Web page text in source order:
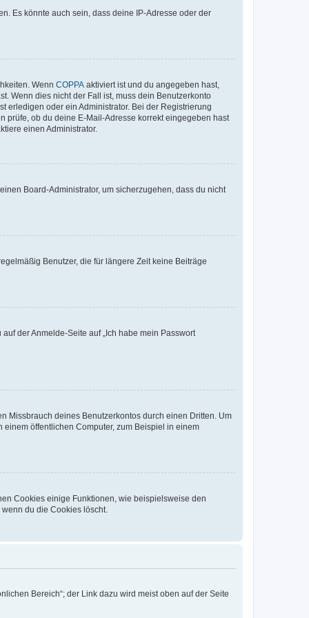
Es könnte auch sein, dass deine IP-Adresse oder der
Wenn COPPA aktiviert ist und du angegeben hast,
Wenn dies nicht der Fall ist, muss dein Benutzerkonto
erledigen oder ein Administrator. Bei der Registrierung
prüfe, ob du deine E-Mail-Adresse korrekt eingegeben hast
einen Administrator.
Board-Administrator, um sicherzugehen, dass du nicht
Benutzer, die für längere Zeit keine Beiträge
der Anmelde-Seite auf „Ich habe mein Passwort
Missbrauch deines Benutzerkontos durch einen Dritten. Um
öffentlichen Computer, zum Beispiel in einem
Cookies einige Funktionen, wie beispielsweise den
du die Cookies löscht.
Bereich“; der Link dazu wird meist oben auf der Seite